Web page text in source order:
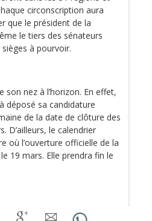
circonscription aura
que le président de la
le tiers des sénateurs
à pourvoir.
son nez à l’horizon. En effet,
déposé sa candidature
de la date de clôture des
D’ailleurs, le calendrier
où l’ouverture officielle de la
19 mars. Elle prendra fin le